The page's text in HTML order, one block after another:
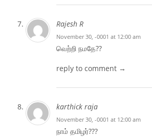
Rajesh R
November 30, -0001 at 12:00 am
வெற்றி நமதே??
reply to comment →
karthick raja
November 30, -0001 at 12:00 am
நாம் தமிழர்???